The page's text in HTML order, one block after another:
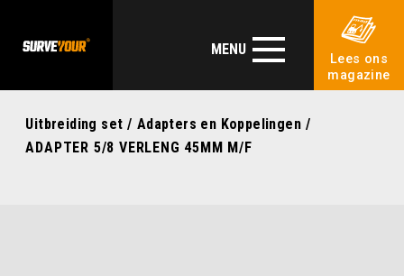
MENU
Lees ons
magazine
Uitbreiding set / Adapters en Koppelingen /
ADAPTER 5/8 VERLENG 45MM M/F